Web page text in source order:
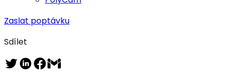
Zaslat poptávku
Sdílet